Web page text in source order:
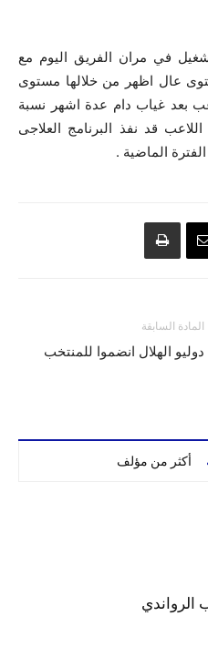
في مران الفريق اليوم مع
عال اظهر من خلالها مستوى
بعد غياب دام عدة اشهر نسبة
قد نفذ البرنامج العلاجى
الماضية .
المادة السابقة
دوليو الهلال انضموا للمنتخب
أكثر من مؤلف
الرواندي